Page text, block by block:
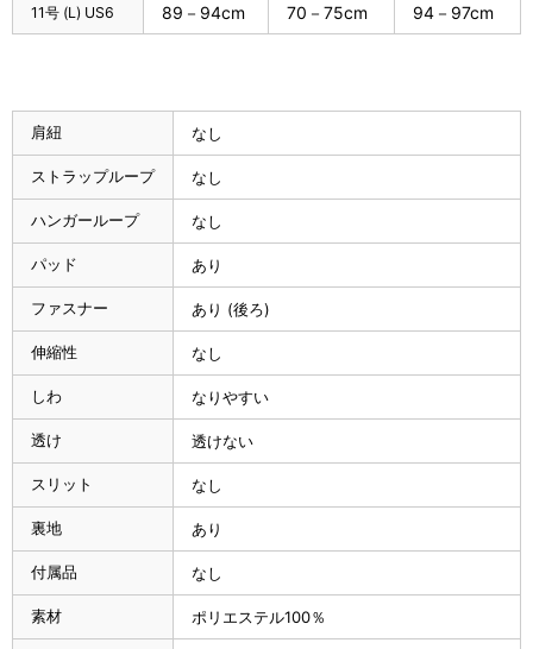
11号 (L) US6 89－94cm 70－75cm 94－97cm
肩紐 なし
ストラップループ なし
ハンガーループ なし
パッド あり
ファスナー あり (後ろ)
伸縮性 なし
しわ なりやすい
透け 透けない
スリット なし
裏地 あり
付属品 なし
素材 ポリエステル100％